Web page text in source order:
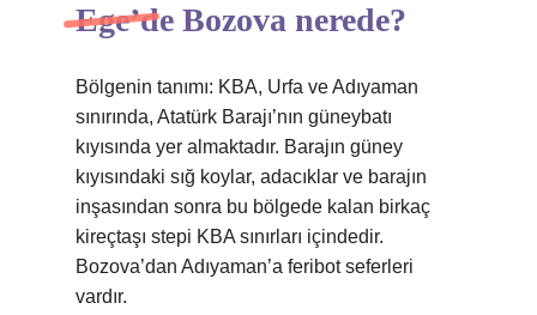
Ege’de Bozova nerede?
Bölgenin tanımı: KBA, Urfa ve Adıyaman
sınırında, Atatürk Barajı’nın güneybatı
kıyısında yer almaktadır. Barajın güney
kıyısındaki sığ koylar, adacıklar ve barajın
inşasından sonra bu bölgede kalan birkaç
kireçtaşı stepi KBA sınırları içindedir.
Bozova’dan Adıyaman’a feribot seferleri
vardır.